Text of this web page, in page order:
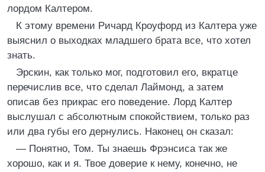
лордом Калтером.
К этому времени Ричард Кроуфорд из Калтера уже
выяснил о выходках младшего брата все, что хотел
знать.
Эрскин, как только мог, подготовил его, вкратце
перечислив все, что сделал Лаймонд, а затем
описав без прикрас его поведение. Лорд Калтер
выслушал с абсолютным спокойствием, только раз
или два губы его дернулись. Наконец он сказал:
— Понятно, Том. Ты знаешь Фрэнсиса так же
хорошо, как и я. Твое доверие к нему, конечно, не